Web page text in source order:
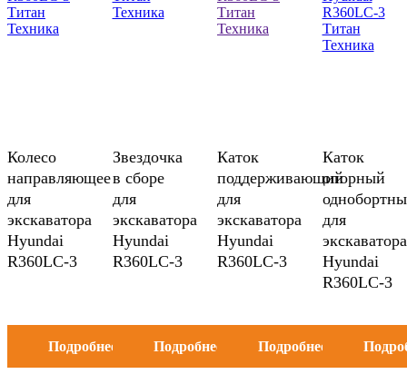
Колесо
направляющее
для
экскаватора
Hyundai
R360LC-3
Подробнее
Звездочка
в сборе
для
экскаватора
Hyundai
R360LC-3
Подробнее
Каток
поддерживающий
для
экскаватора
Hyundai
R360LC-3
Подробнее
Каток
опорный
для
экскаватора
Hyundai
R360LC-3